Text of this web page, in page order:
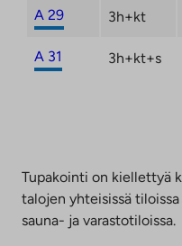
A 29 3h+kt
A 31 3h+kt+s
Tupakointi on kiellettyä
talojen yhteisissä
sauna- ja varastotiloissa.